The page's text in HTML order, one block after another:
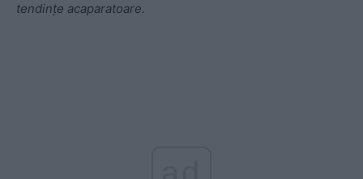
tendințe acaparatoare.